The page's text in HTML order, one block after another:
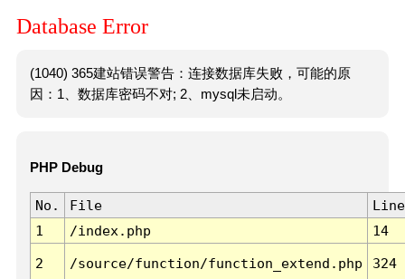
Database Error
(1040) 365建站错误警告：连接数据库失败，可能的原
因：1、数据库密码不对; 2、mysql未启动。
PHP Debug
No. File
Line
1
/index.php 14
2 /source/function/function_extend.php 324